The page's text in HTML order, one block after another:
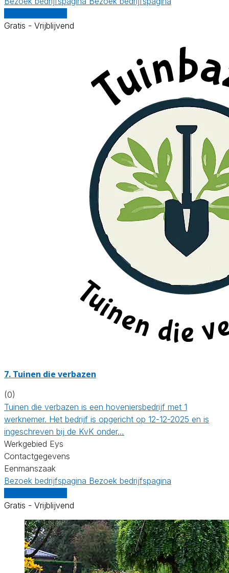
Gratis - Vrijblijvend
7. Tuinen die verbazen
(0)
Tuinen die verbazen is een hoveniersbedrijf met 1
werknemer. Het bedrijf is opgericht op 12-12-2025 en is
ingeschreven bij de KvK onder…
Werkgebied Eys
Contactgegevens
Eenmanszaak
Bezoek bedrijfspagina Bezoek bedrijfspagina
Gratis - Vrijblijvend